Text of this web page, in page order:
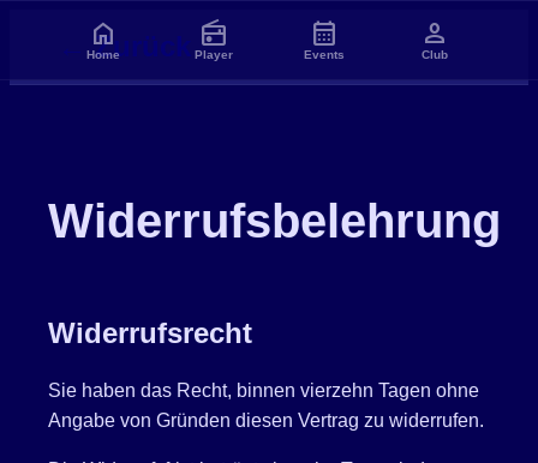
← Zurück
Widerrufsbelehrung
Widerrufsrecht
Sie haben das Recht, binnen vierzehn Tagen ohne
Angabe von Gründen diesen Vertrag zu widerrufen.
home
Home
radio
Player
calendar_month
Events
person
Club